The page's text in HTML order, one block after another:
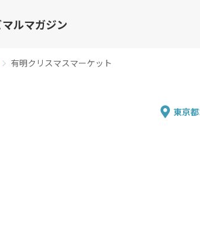
マルマガジン
有明クリスマスマーケット
東京都